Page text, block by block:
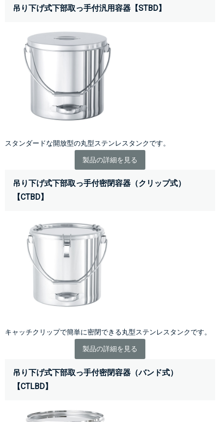
吊り下げ式下部取っ手付汎用容器【STBD】
スタンダードな開放型の丸型ステンレスタンクです。
製品の詳細を見る
吊り下げ式下部取っ手付密閉容器（クリップ式）
【CTBD】
キャッチクリップで簡単に密閉できる丸型ステンレスタンクです。
製品の詳細を見る
吊り下げ式下部取っ手付密閉容器（バンド式）
【CTLBD】